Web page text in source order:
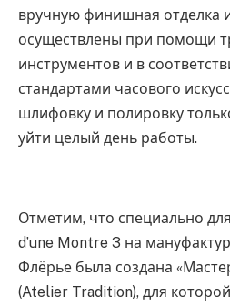
вручную финишная отделка
осуществлены при помощи
инструментов и в
стандартами часового
шлифовку и полировку
уйти целый день работы.
Отметим, что специально
d’une Montre 3 на
Флёрье была создана
(Atelier Tradition), для